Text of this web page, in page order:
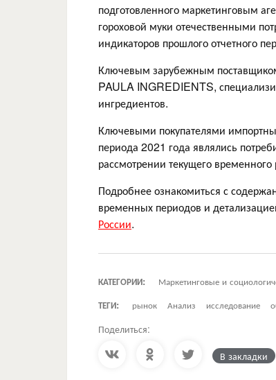
подготовленного маркетинговым
гороховой муки отечественными
индикаторов прошлого отчетного
Ключевым зарубежным
PAULA INGREDIENTS,
ингредиентов.
Ключевыми покупателями
периода 2021 года являлись
рассмотрении текущего
Подробнее ознакомиться с
временных периодов и
России.
КАТЕГОРИИ:
Маркетинговые и
ТЕГИ:
рынок Анализ исследование
Поделиться:
В закладки